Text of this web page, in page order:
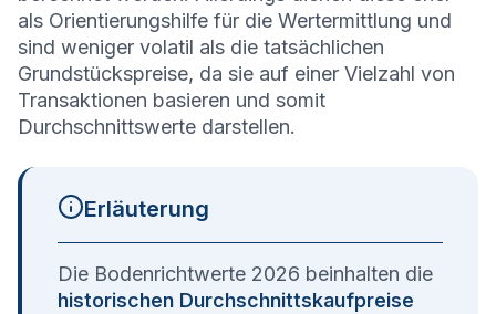
als Orientierungshilfe für die Wertermittlung und
sind weniger volatil als die tatsächlichen
Grundstückspreise, da sie auf einer Vielzahl von
Transaktionen basieren und somit
Durchschnittswerte darstellen.
Erläuterung
Die Bodenrichtwerte 2026 beinhalten die
historischen Durchschnittskaufpreise